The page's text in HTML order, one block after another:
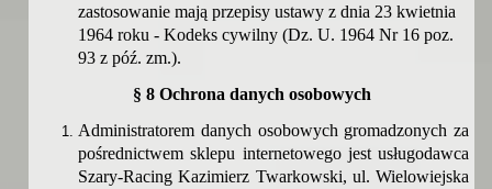
zastosowanie mają przepisy ustawy z dnia 23 kwietnia
1964 roku - Kodeks cywilny (Dz. U. 1964 Nr 16 poz.
93 z póź. zm.).
§ 8 Ochrona danych osobowych
Administratorem danych osobowych gromadzonych za
pośrednictwem sklepu internetowego jest usługodawca
Szary-Racing Kazimierz Twarkowski, ul. Wielowiejska